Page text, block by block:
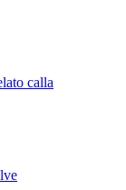
calla